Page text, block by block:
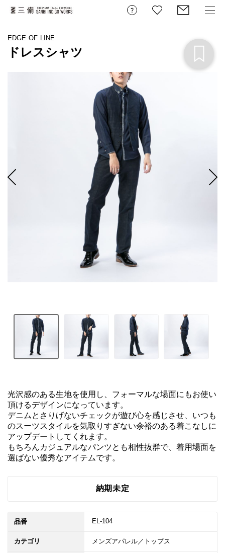
EDGE OF LINE
ドレスシャツ
光沢感のある生地を使用し、フォーマルな場面にもお使い
頂けるデザインになっています。
デニムとさりげないチェックが遊び心を感じさせ、いつも
のスーツスタイルを気取りすぎない余裕のある着こなしに
アップデートしてくれます。
もちろんカジュアルなパンツとも相性抜群で、着用場面を
選ばない優秀なアイテムです。
納期未定
品番 EL-104
カテゴリ メンズアパレル／トップス